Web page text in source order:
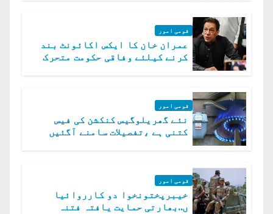
قومی امور
عمران خان کا ایکس اکائونٹ بند
کرنے کیلئے وفاقی حکومت متحرک
قومی امور
نئے گھریلوگیس کنکشن کی فیس
کتنی ہے ،تفصیلات سامنے آگئیں
قومی امور
خیبرپختونخوا دو کارروائیا
ں..بھارتی حمایت یافتہ فتنہ